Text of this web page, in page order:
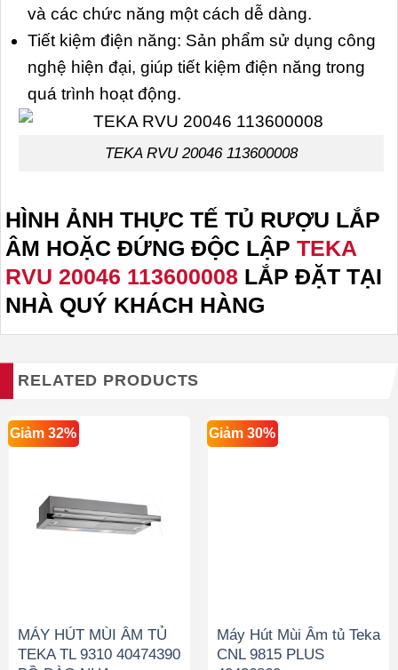
và các chức năng một cách dễ dàng.
Tiết kiệm điện năng: Sản phẩm sử dụng công
nghệ hiện đại, giúp tiết kiệm điện năng trong
quá trình hoạt động.
TEKA RVU 20046 113600008
HÌNH ẢNH THỰC TẾ TỦ RƯỢU LẮP
ÂM HOẶC ĐỨNG ĐỘC LẬP TEKA
RVU 20046 113600008 LẮP ĐẶT TẠI
NHÀ QUÝ KHÁCH HÀNG
RELATED PRODUCTS
Giảm 32%
MÁY HÚT MÙI ÂM TỦ
TEKA TL 9310 40474390
Giảm 30%
Máy Hút Mùi Âm tủ Teka
CNL 9815 PLUS